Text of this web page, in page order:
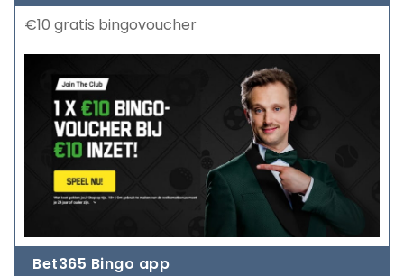
€10 gratis bingovoucher
Bet365 Bingo app